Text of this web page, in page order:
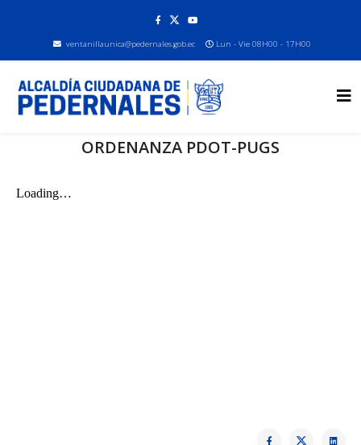
ventanillaunica@pedernales.gob.ec Lun - Vie 08H00 - 17H00
ORDENANZA PDOT-PUGS